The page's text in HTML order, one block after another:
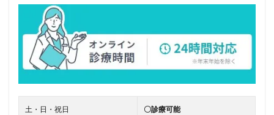
土・日・祝日 〇診療可能